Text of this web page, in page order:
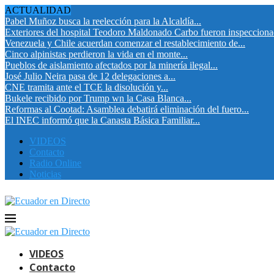
ACTUALIDAD
Pabel Muñoz busca la reelección para la Alcaldía...
Exteriores del hospital Teodoro Maldonado Carbo fueron
Venezuela y Chile acuerdan comenzar el restablecimiento de...
Cinco alpinistas perdieron la vida en el monte...
Pueblos de aislamiento afectados por la minería ilegal...
José Julio Neira pasa de 12 delegaciones a...
CNE tramita ante el TCE la disolución y...
Bukele recibido por Trump wn la Casa Blanca...
Reformas al Cootad: Asamblea debatirá eliminación del fuero...
El INEC informó que la Canasta Básica Familiar...
VIDEOS
Contacto
Radio Online
Noticias
VIDEOS
Contacto